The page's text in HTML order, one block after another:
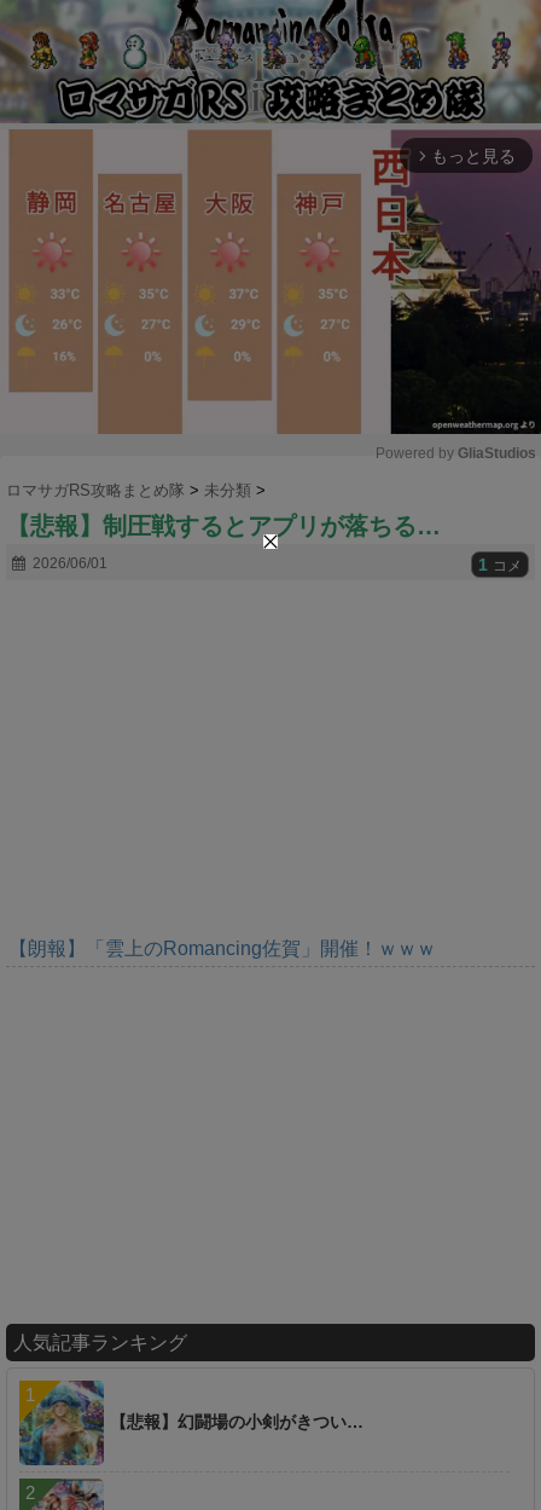
arrow_forward_ios もっと見る
Powered by GliaStudios
ロマサガRS攻略まとめ隊 > 未分類 >
【悲報】制圧戦するとアプリが落ちる…
2026/06/01 1 コメ
【朗報】「雲上のRomancing佐賀」開催！ｗｗｗ
人気記事ランキング
【悲報】幻闘場の小剣がきつい…